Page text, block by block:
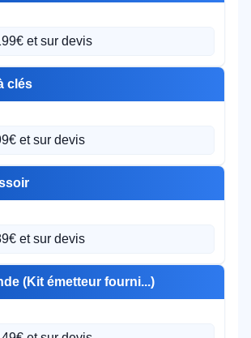
et sur devis
clés
et sur devis
et sur devis
(Kit émetteur fourni...)